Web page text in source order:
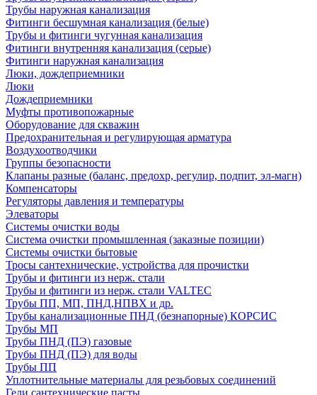
Трубы наружная канализация
Фитинги бесшумная канализация (белые)
Трубы и фитинги чугунная канализация
Фитинги внутренняя канализация (серые)
Фитинги наружная канализация
Люки, дождеприемники
Люки
Дождеприемники
Муфты противопожарные
Оборудование для скважин
Предохранительная и регулирующая арматура
Воздухоотводчики
Группы безопасности
Клапаны разные (баланс, предохр, регулир, подпит, эл-магн)
Компенсаторы
Регуляторы давления и температуры
Элеваторы
Системы очистки воды
Система очистки промышленная (заказные позиции)
Системы очистки бытовые
Тросы сантехнические, устройства для прочистки
Трубы и фитинги из нерж. стали
Трубы и фитинги из нерж. стали VALTEC
Трубы ПП, МП, ПНД,НПВХ и др.
Трубы канализационные ПНД (безнапорные) КОРСИС
Трубы МП
Трубы ПНД (ПЭ) газовые
Трубы ПНД (ПЭ) для воды
Трубы ПП
Уплотнительные материалы для резьбовых соединений
Гели сантехнические,пасты